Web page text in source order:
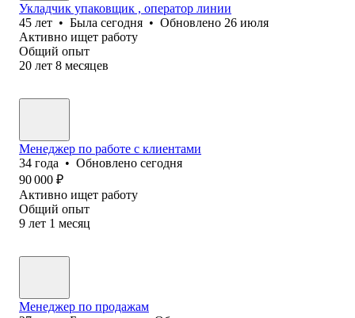
Укладчик упаковщик , оператор линии
45 лет • Была сегодня • Обновлено 26 июля
Активно ищет работу
Общий опыт
20 лет 8 месяцев
Менеджер по работе с клиентами
34 года • Обновлено сегодня
90 000 ₽
Активно ищет работу
Общий опыт
9 лет 1 месяц
Менеджер по продажам